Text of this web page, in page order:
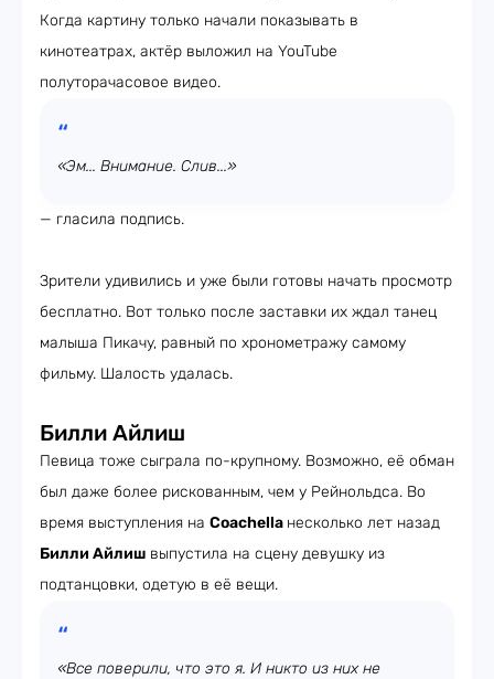
Когда картину только начали показывать в
кинотеатрах, актёр выложил на YouTube
полуторачасовое видео.
«Эм... Внимание. Слив...»
— гласила подпись.
Зрители удивились и уже были готовы начать просмотр
бесплатно. Вот только после заставки их ждал танец
малыша Пикачу, равный по хронометражу самому
фильму. Шалость удалась.
Билли Айлиш
Певица тоже сыграла по-крупному. Возможно, её обман
был даже более рискованным, чем у Рейнольдса. Во
время выступления на Coachella несколько лет назад
Билли Айлиш выпустила на сцену девушку из
подтанцовки, одетую в её вещи.
«Все поверили, что это я. И никто из них не